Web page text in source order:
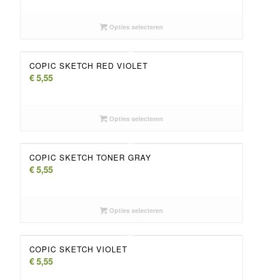
Opties selecteren
COPIC SKETCH RED VIOLET
€5,55
Opties selecteren
COPIC SKETCH TONER GRAY
€5,55
Opties selecteren
COPIC SKETCH VIOLET
€5,55